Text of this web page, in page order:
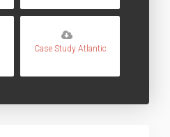
Case Study Atlantic